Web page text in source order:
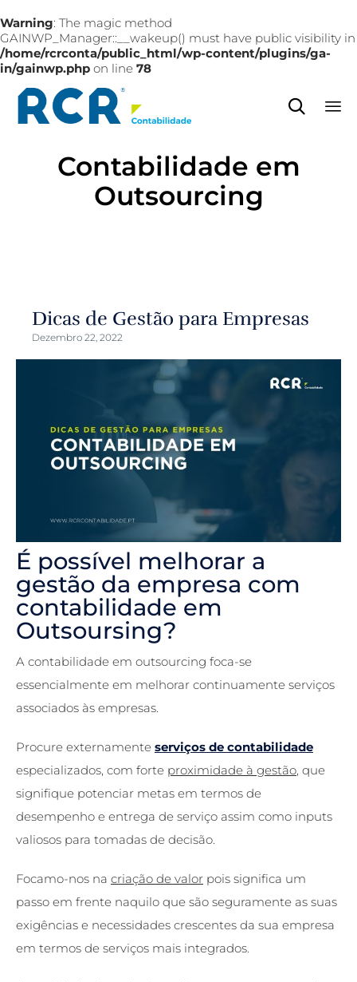
Warning: The magic method
GAINWP_Manager::__wakeup() must have public visibility in
/home/rcrconta/public_html/wp-content/plugins/ga-
in/gainwp.php on line 78

Contabilidade em
Outsourcing
Dicas de Gestão para Empresas
Dezembro 22, 2022
É possível melhorar a
gestão da empresa com
contabilidade em
Outsoursing?
A contabilidade em outsourcing foca-se
essencialmente em melhorar continuamente serviços
associados às empresas.
Procure externamente serviços de contabilidade
especializados, com forte proximidade à gestão, que
signifique potenciar metas em termos de
desempenho e entrega de serviço assim como inputs
valiosos para tomadas de decisão.
Focamo-nos na criação de valor pois significa um
passo em frente naquilo que são seguramente as suas
exigências e necessidades crescentes da sua empresa
em termos de serviços mais integrados.